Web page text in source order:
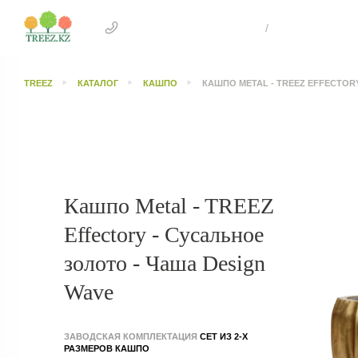
/
TREEZ КАТАЛОГ КАШПО КАШПО METAL - TREEZ
Кашпо Metal - TREEZ
Effectory - Сусальное
золото - Чаша Design
Wave
ЗАВОДСКАЯ КОМПЛЕКТАЦИЯ СЕТ ИЗ 2-Х
РАЗМЕРОВ КАШПО